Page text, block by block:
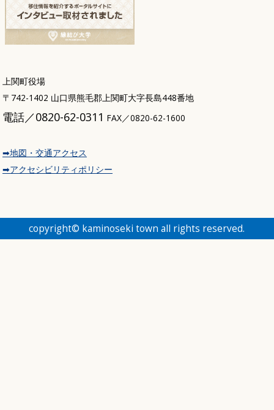
上関町役場
〒742-1402 山口県熊毛郡上関町大字長島448番地
電話／0820-62-0311 FAX／0820-62-1600
➡地図・交通アクセス
➡アクセシビリティポリシー
copyright© kaminoseki town all rights reserved.